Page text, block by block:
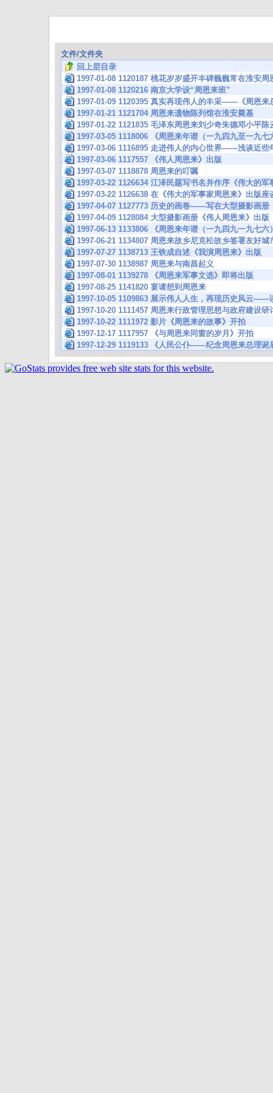
文件/文件夹
回上层目录
1997-01-08 1120187 桃花岁岁盛开丰碑巍巍常在淮安
1997-01-08 1120216 南京大学设“周恩来班”
1997-01-09 1120395 真实再现伟人的丰采——《周恩来
1997-01-21 1121704 周恩来遗物陈列馆在淮安奠基
1997-01-22 1121835 毛泽东周恩来刘少奇朱德邓小平陈
1997-03-05 1118006 《周恩来年谱（一九四九至一九七
1997-03-06 1116895 走进伟人的内心世界——浅谈近些
1997-03-06 1117557 《伟人周恩来》出版
1997-03-07 1118878 周恩来的叮嘱
1997-03-22 1126634 江泽民题写书名并作序《伟大的
1997-03-22 1126638 在《伟大的军事家周恩来》出版座
1997-04-07 1127773 历史的画卷——写在大型摄影画册
1997-04-09 1128084 大型摄影画册《伟人周恩来》出版
1997-06-13 1133806 《周恩来年谱（一九四九一九七六
1997-06-21 1134807 周恩来故乡尼克松故乡签署友好城
1997-07-27 1138713 王铁成自述《我演周恩来》出版
1997-07-30 1138987 周恩来与南昌起义
1997-08-01 1139278 《周恩来军事文选》即将出版
1997-08-25 1141820 宴请想到周恩来
1997-10-05 1109863 展示伟人人生，再现历史风云——
1997-10-20 1111457 周恩来行政管理思想与政府建设研
1997-10-22 1111972 影片《周恩来的故事》开拍
1997-12-17 1117957 《与周恩来同窗的岁月》开拍
1997-12-29 1119133 《人民公仆——纪念周恩来总理诞